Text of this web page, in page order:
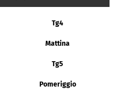
Tg4
Mattina
Tg5
Pomeriggio